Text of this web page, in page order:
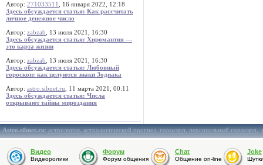
Автор: 271033511
, 16 января 2022, 12:18
Здесь обсуждается статья: Как рассчитать
личное денежное число
Автор: zabzab , 13 июля 2021, 16:30
Здесь обсуждается статья: Хиромантия —
это карта жизни
Автор: zabzab , 13 июля 2021, 16:30
Здесь обсуждается статья: Любовный
гороскоп: как целуются знаки Зодиака
Автор: astro.sibnet.ru , 11 марта 2021, 00:11
Здесь обсуждается статья: Числа
открывают тайны мироздания
Astro.sibnet.ru:астрология,астрологический прогноз,гороскоп,персональный гороскоп,
Видео
Видеоролики
Форум
Форум общения
Chat
Общение on-line
Joke